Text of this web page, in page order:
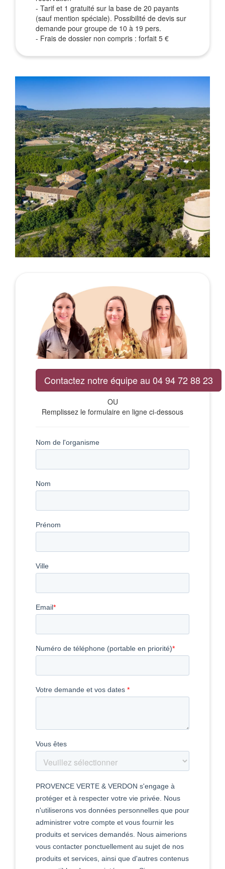
- Tarif et 1 gratuité sur la base de 20 payants
(sauf mention spéciale). Possibilité de devis sur
demande pour groupe de 10 à 19 pers.
- Frais de dossier non compris : forfait 5 €
Contactez notre équipe au 04 94 72 88 23
OU
Remplissez le formulaire en ligne ci-dessous